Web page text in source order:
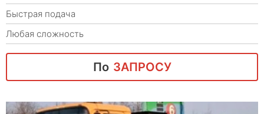
Быстрая подача
Любая сложность
По ЗАПРОСУ